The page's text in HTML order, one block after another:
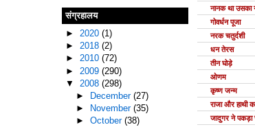
संग्रहालय
► 2020 (1)
► 2018 (2)
► 2010 (72)
► 2009 (290)
▼ 2008 (298)
►
December (27)
►
November (35)
► October (38)
नानक था उसका
गोवर्धन पूजा
नरक चतुर्दशी
धन तेरस
तीन घोड़े
ओणम
कृष्ण जन्म
राजा और हाथी
जादुगर ने पकड़ा